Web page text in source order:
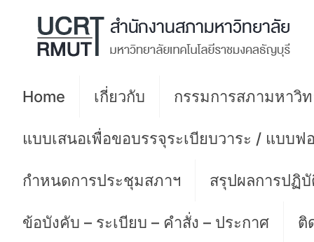
Home เกี่ยวกับ กรรมการสภามหาวิ
แบบเสนอเพื่อขอบรรจุระเบียบวาระ / แบบ
กำหนดการประชุมสภาฯ สรุปผลการปฏิ
ข้อบังคับ – ระเบียบ – คำสั่ง – ประกาศ ติ